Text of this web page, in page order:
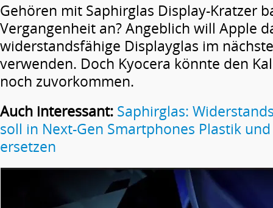
Gehören mit Saphirglas Display-Kratzer
Vergangenheit an? Angeblich will Apple
widerstandsfähige Displayglas im
verwenden. Doch Kyocera könnte den
noch zuvorkommen.
Auch interessant: Saphirglas:
soll in Next-Gen Smartphones Plastik
ersetzen